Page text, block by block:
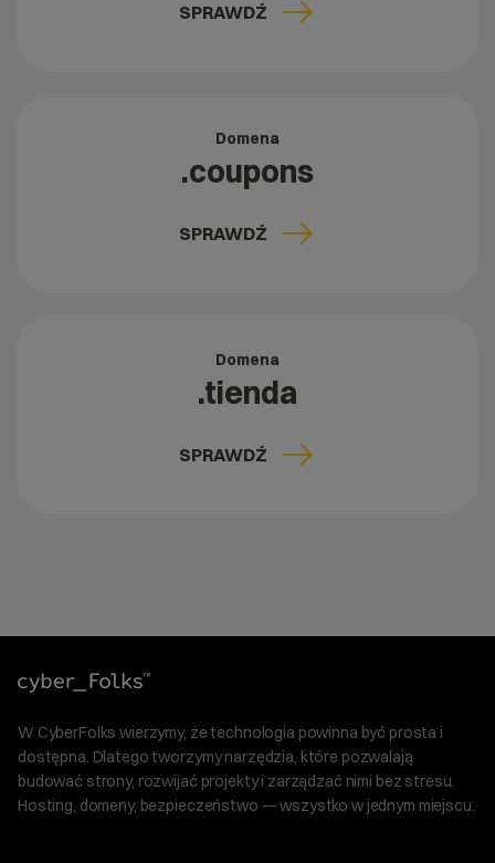
SPRAWDŹ
Domena
.coupons
SPRAWDŹ
Domena
.tienda
SPRAWDŹ
W CyberFolks wierzymy, że technologia powinna być prosta i
dostępna. Dlatego tworzymy narzędzia, które pozwalają
budować strony, rozwijać projekty i zarządzać nimi bez stresu.
Hosting, domeny, bezpieczeństwo — wszystko w jednym miejscu.